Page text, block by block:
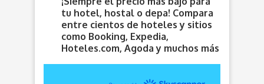
tu hotel, hostal o depa! Compara
entre cientos de hoteles y sitios
como Booking, Expedia,
Hoteles.com, Agoda y muchos más